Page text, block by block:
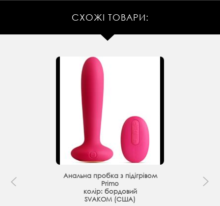
СХОЖІ ТОВАРИ:
Анальна пробка з підігрівом
Primo
колір: бордовий
SVAKOM (США)